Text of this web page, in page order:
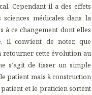
Cependant il a des effets
médicales dans la
à ce changement dont elles
il convient de noter, que
retourner cette évolution au
s’agit de tisser un simple
patient mais à construction
et le praticien sortent